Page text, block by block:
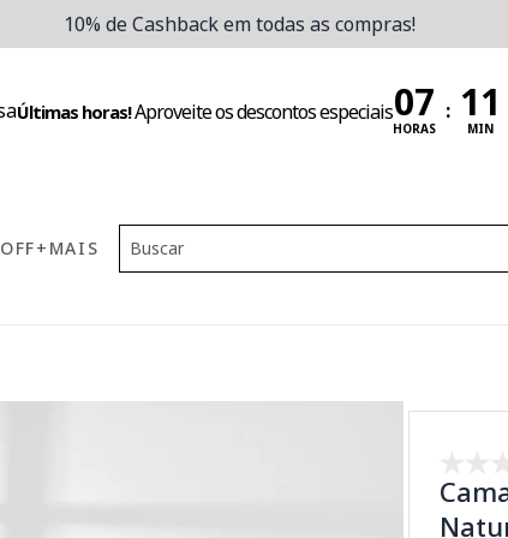
10% de Cashback em todas as compras!
Últimas horas!Aproveite os descontos especiais
HORAS
:
MIN
OFF+MAIS